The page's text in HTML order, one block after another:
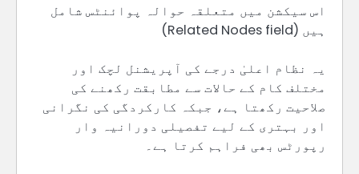
اس سیکشن میں متعلقہ حوالہ پوائنٹس شامل
ہیں (Related Nodes field)
یہ نظام اعلیٰ درجے کی آپریشنل لچک اور
مختلف کام کے حالات سے مطابقت رکھنے کی
صلاحیت رکھتا ہے، جبکہ کارکردگی کی نگرانی
اور بہتری کے لیے تفصیلی دورانیہ وار
رپورٹس بھی فراہم کرتا ہے۔